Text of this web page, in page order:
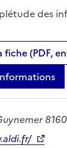
des
fiche (PDF,